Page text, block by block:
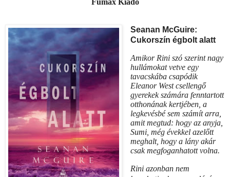
Seanan McGuire:
Cukorszín ​égbolt alatt
Amikor ​Rini szó szerint nagy
hullámokat vetve egy
tavacskába csapódik
Eleanor West csellengő
gyerekek számára fenntartott
otthonának kertjében, a
legkevésbé sem számít arra,
amit megtud: hogy az anyja,
Sumi, még évekkel azelőtt
meghalt, hogy a lány akár
csak megfoganhatott volna.
Rini azonban nem